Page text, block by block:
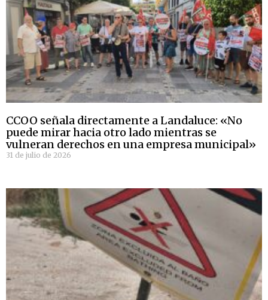
CCOO señala directamente a Landaluce: «No
puede mirar hacia otro lado mientras se
vulneran derechos en una empresa municipal»
31 de julio de 2026